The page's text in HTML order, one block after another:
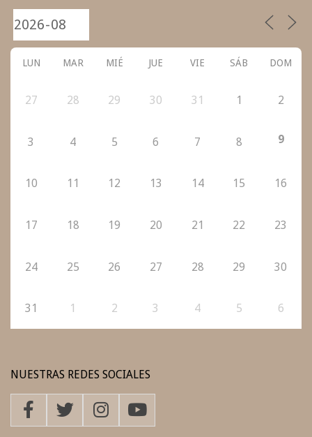
LUN MAR MIÉ JUE VIE SÁB DOM
27 28 29 30 31 1 2
3 4 5 6 7 8 9
10 11 12 13 14 15 16
17 18 19 20 21 22 23
24 25 26 27 28 29 30
31 1 2 3 4 5 6
NUESTRAS REDES SOCIALES